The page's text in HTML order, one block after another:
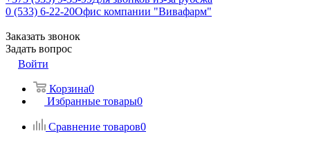
0 (533) 6-22-20Офис компании "Вивафарм"
Заказать звонок
Задать вопрос
Войти
Корзина0
Избранные товары0
Сравнение товаров0